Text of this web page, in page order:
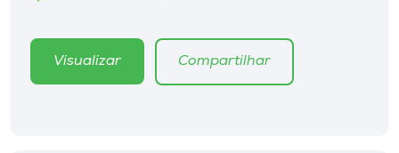
Visualizar Compartilhar